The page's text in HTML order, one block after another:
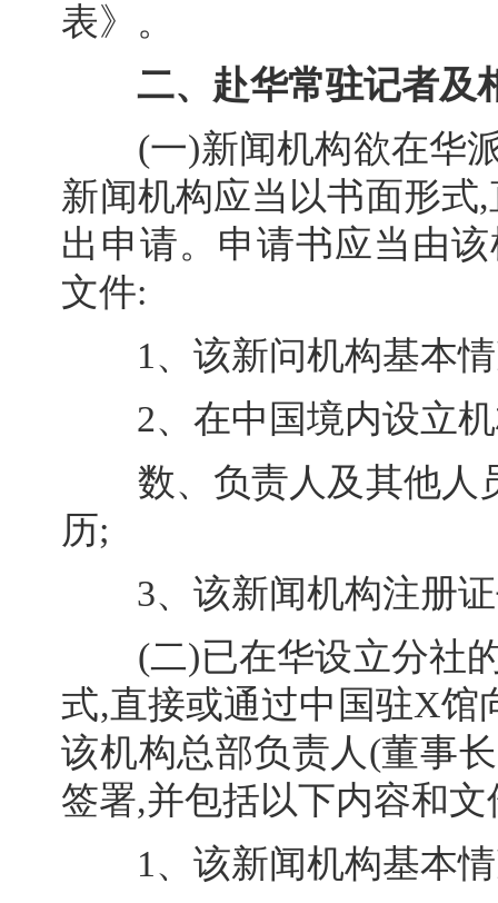
表》。
二、赴华常驻记者及
(一)新闻机构欲在华派
新闻机构应当以书面形
出申请。申请书应当由
文件:
1、该新问机构基本
2、在中国境内设立机
数、负责人及其他人
历;
3、该新闻机构注册证
(二)已在华设立分社的
式,直接或通过中国驻X馆
该机构总部负责人(董事
签署,并包括以下内容和文
1、该新闻机构基本